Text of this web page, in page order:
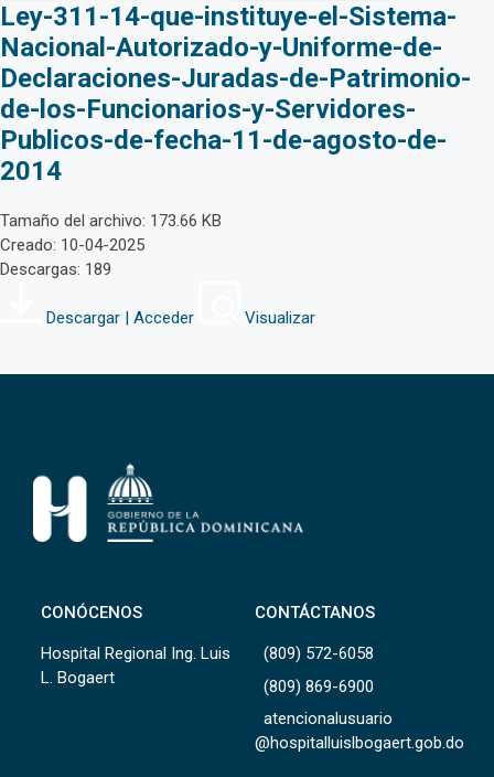
Ley-311-14-que-instituye-el-Sistema-
Nacional-Autorizado-y-Uniforme-de-
Declaraciones-Juradas-de-Patrimonio-
de-los-Funcionarios-y-Servidores-
Publicos-de-fecha-11-de-agosto-de-
2014
Tamaño del archivo: 173.66 KB
Creado: 10-04-2025
Descargas: 189
Descargar | Acceder Visualizar
CONÓCENOS
Hospital Regional Ing. Luis
L. Bogaert
CONTÁCTANOS
(809) 572-6058
(809) 869-6900
atencionalusuario
@hospitalluislbogaert.gob.do